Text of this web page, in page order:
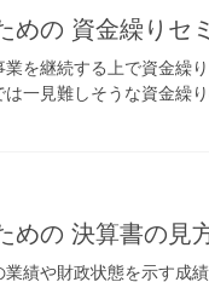
めの 資金繰りセ
を継続する上で資金繰
は一見難しそうな資金繰
めの 決算書の見
績や財政状態を示す成